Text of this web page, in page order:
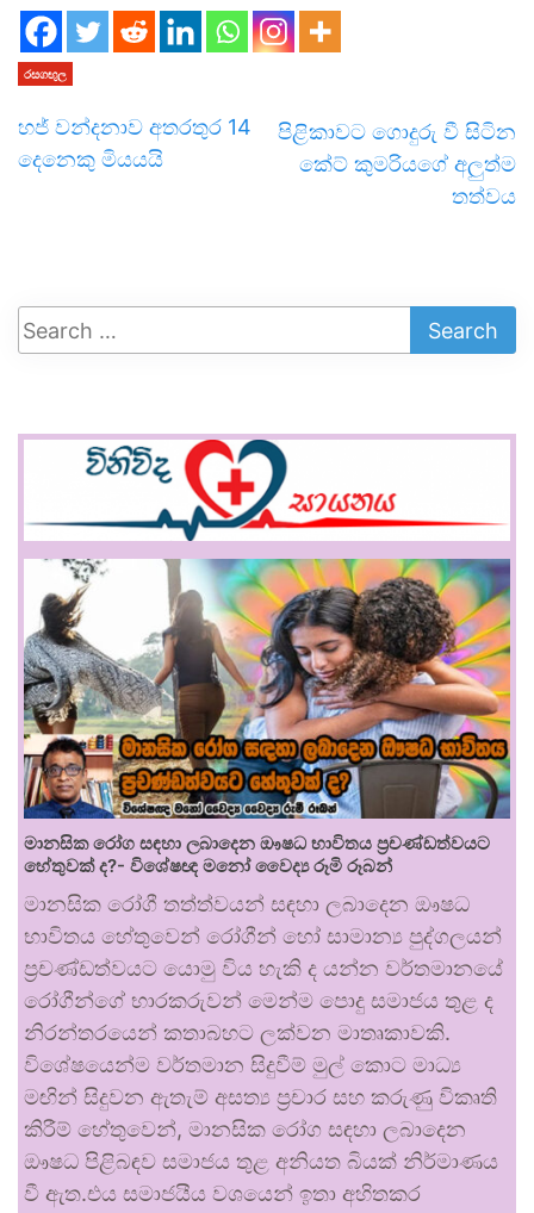
රසගඟුල
හජ් වන්දනාව අතරතුර 14
දෙනෙකු මියයයි
පිළිකාවට ගොදුරු වී සිටින
කේට් කුමරියගේ අලුත්ම
තත්වය
මානසික රෝග සඳහා ලබාදෙන ඖෂධ භාවිතය ප්‍රචණ්ඩත්වයට
හේතුවක් ද?- විශේෂඥ මනෝ වෛද්‍ය රූමි රූබන්
මානසික රෝගී තත්ත්වයන් සඳහා ලබාදෙන ඖෂධ
භාවිතය හේතුවෙන් රෝගීන් හෝ සාමාන්‍ය පුද්ගලයන්
ප්‍රචණ්ඩත්වයට යොමු විය හැකි ද යන්න වර්තමානයේ
රෝගීන්ගේ භාරකරුවන් මෙන්ම පොදු සමාජය තුළ ද
නිරන්තරයෙන් කතාබහට ලක්වන මාතෘකාවකි.
විශේෂයෙන්ම වර්තමාන සිදුවීම් මුල් කොට මාධ්‍ය
මඟින් සිදුවන ඇතැම් අසත්‍ය ප්‍රචාර සහ කරුණු විකෘති
කිරීම් හේතුවෙන්, මානසික රෝග සඳහා ලබාදෙන
ඖෂධ පිළිබඳව සමාජය තුළ අනියත බියක් නිර්මාණය
වී ඇත.එය සමාජයීය වශයෙන් ඉතා අහිතකර